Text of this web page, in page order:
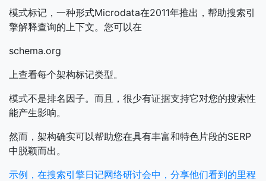
模式标记，一种形式Microdata在2011年推出，帮助搜索引
擎解释查询的上下文。您可以在
schema.org
上查看每个架构标记类型。
模式不是排名因子。而且，很少有证据支持它对您的搜索性
能产生影响。
然而，架构确实可以帮助您在具有丰富和特色片段的SERP
中脱颖而出。
示例，在搜索引擎日记网络研讨会中，分享他们看到的里程